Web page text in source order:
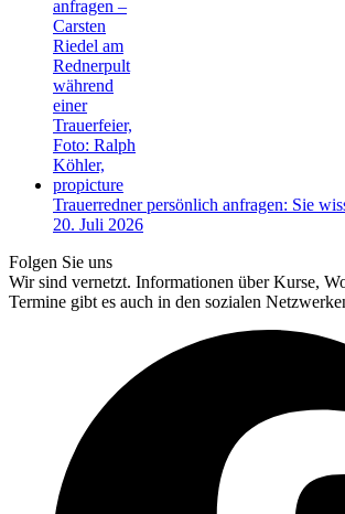
Trauerredner persönlich anfragen: Sie
20. Juli 2026
Folgen Sie uns
Wir sind vernetzt. Informationen über Kurse,
Termine gibt es auch in den sozialen